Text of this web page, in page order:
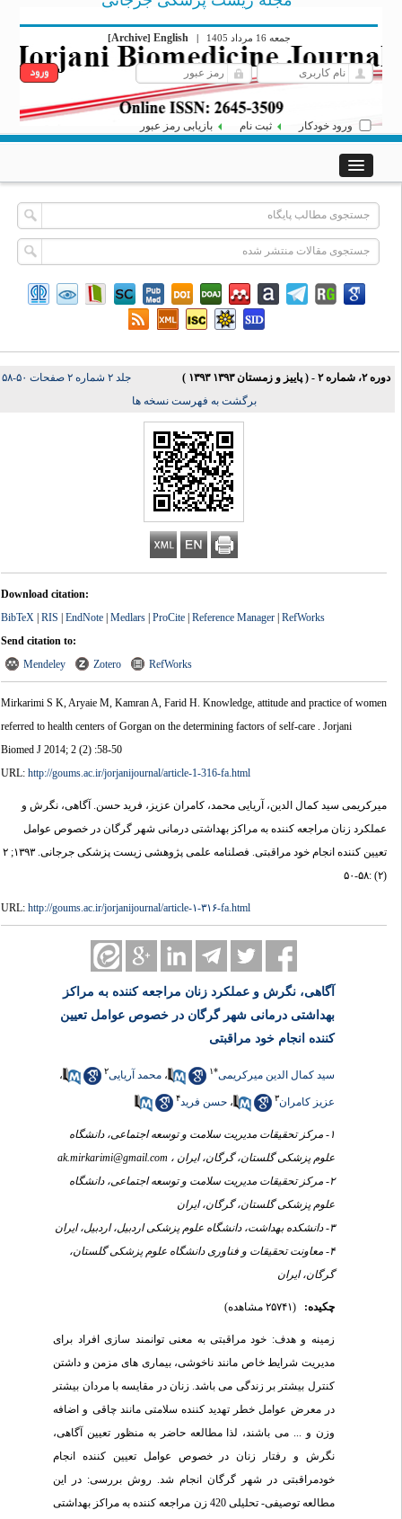
جمعه 16 مرداد 1405 |
English
[Archive]
ورود خودکار ثبت نام بازیابی رمز عبور
دوره ۲، شماره ۲ - ( پاییز و زمستان ۱۳۹۳ ۱۳۹۳ ) جلد ۲ شماره ۲ صفحات ۵۰-۵۸
|
برگشت به فهرست نسخه ها
Download citation:
BibTeX|RIS|EndNote|Medlars|ProCite|Reference Manager|RefWorks
Send citation to:
Mendeley
Zotero RefWorks
Mirkarimi S K, Aryaie M, Kamran A, Farid H. Knowledge, attitude and practice of women
referred to health centers of Gorgan on the determining factors of self-care . Jorjani
Biomed J 2014; 2 (2) :58-50
URL:http://goums.ac.ir/jorjanijournal/article-1-316-fa.html
میرکریمی سید کمال الدین، آریایی محمد، کامران عزیز، فرید حسن. آگاهی، نگرش و
عملکرد زنان مراجعه کننده به مراکز بهداشتی درمانی شهر گرگان در خصوص عوامل
تعیین کننده انجام خود مراقبتی. فصلنامه علمی پژوهشی زیست پزشکی جرجانی. ۱۳۹۳; ۲
URL:http://goums.ac.ir/jorjanijournal/article-۱-۳۱۶-fa.html
آگاهی، نگرش و عملکرد زنان مراجعه کننده به مراکز
بهداشتی درمانی شهر گرگان در خصوص عوامل تعیین
کننده انجام خود مراقبتی
سید کمال الدین میرکریمی ،محمد آریایی ،
عزیز کامران ۳ ،حسن فرید
۱- مرکز تحقیقات مدیریت سلامت و توسعه اجتماعی، دانشگاه
علوم پزشکی گلستان، گرگان، ایران ،ak.mirkarimi@gmail.com
۲- مرکز تحقیقات مدیریت سلامت و توسعه اجتماعی، دانشگاه
علوم پزشکی گلستان، گرگان، ایران
۴- معاونت تحقیقات و فناوری دانشگاه علوم پزشکی گلستان،
گرگان، ایران
چکیده: (۲۵۷۴۱ مشاهده)
زمینه و هدف: خود مراقبتی به معنی توانمند سازی افراد برای
مدیریت شرایط خاص مانند ناخوشی، بیماری های مزمن و داشتن
کنترل بیشتر بر زندگی می باشد. زنان در مقایسه با مردان بیشتر
در معرض عوامل خطر تهدید کننده سلامتی مانند چاقی و اضافه
وزن و ... می باشند، لذا مطالعه حاضر به منظور تعیین آگاهی،
نگرش و رفتار زنان در خصوص عوامل تعیین کننده انجام
خودمراقبتی در شهر گرگان انجام شد. روش بررسی: در این
مطالعه توصیفی- تحلیلی 420 زن مراجعه کننده به مراکز بهداشتی